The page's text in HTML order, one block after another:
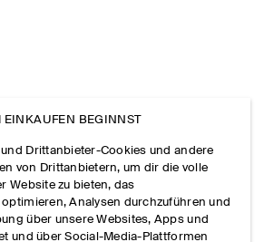
EINKAUFEN BEGINNST
Drittanbieter-Cookies und andere
von Drittanbietern, um dir die volle
Website zu bieten, das
Analysen durchzuführen und
über unsere Websites, Apps und
und über Social-Media-Plattformen